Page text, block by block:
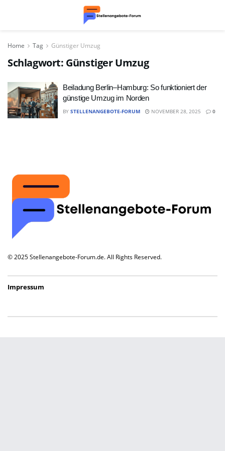
Home Tag Günstiger Umzug
Schlagwort: Günstiger Umzug
Beiladung Berlin–Hamburg: So funktioniert der
günstige Umzug im Norden
BY STELLENANGEBOTE-FORUM NOVEMBER 28, 2025 0
© 2025 Stellenangebote-Forum.de. All Rights Reserved.
Impressum